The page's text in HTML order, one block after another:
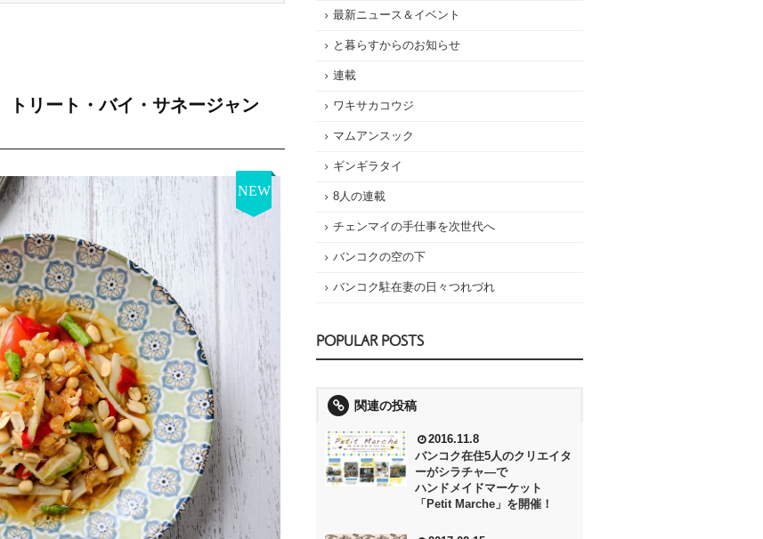
トリート・バイ・サネージャン
NEW
最新ニュース＆イベント
と暮らすからのお知らせ
連載
ワキサカコウジ
マムアンスック
ギンギラタイ
8人の連載
チェンマイの手仕事を次世代へ
バンコクの空の下
バンコク駐在妻の日々つれづれ
POPULAR POSTS
関連の投稿
2016.11.8
バンコク在住5人のクリエイタ
ーがシラチャ―で
ハンドメイドマーケット
「Petit Marche」を開催！